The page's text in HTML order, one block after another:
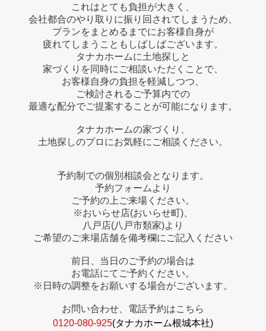
これはとても負担が大きく、
会社都合のやり取りに振り回されてしまうため、
プランをまとめるまでにお客様自身が
疲れてしまうこともしばしばございます。
タナカホームに土地探しと
家づくりを同時にご相談いただくことで、
お客様自身の負担を軽減しつつ、
ご検討されるご予算内での
最適な配分でご提案することが可能になります。
タナカホームの家づくり、
土地探しのプロにお気軽にご相談ください。
予約制での個別相談会となります。
予約フォームより
ご予約の上ご来場ください。
※おいらせ店(おいらせ町)、
八戸店(八戸市類家)より
ご希望のご来場店舗を備考欄にご記入ください
前日、当日のご予約の場合は
お電話にてご予約ください。
※日時の調整をお願いする場合がございます。
お問い合わせ、電話予約はこちら
0120‐080‐925(タナカホーム根城本社)